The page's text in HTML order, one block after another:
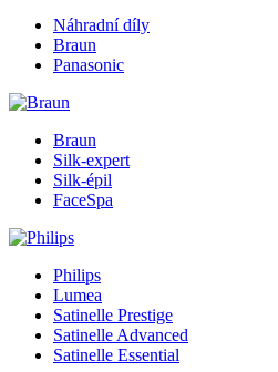
Náhradní díly
Braun
Panasonic
Braun
Silk-expert
Silk-épil
FaceSpa
Philips
Lumea
Satinelle Prestige
Satinelle Advanced
Satinelle Essential